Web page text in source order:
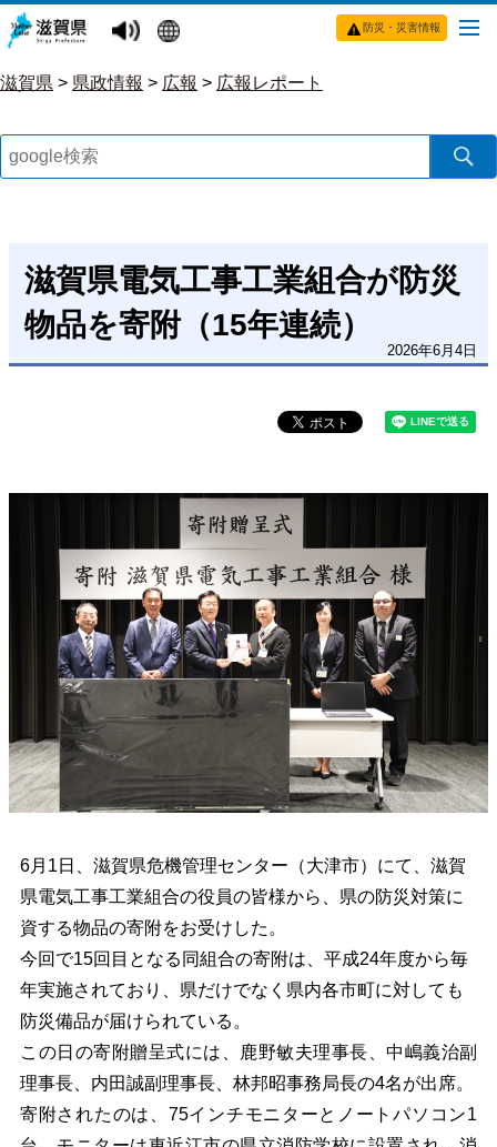
防災・災害情報
滋賀県 > 県政情報 > 広報 > 広報レポート
滋賀県電気工事工業組合が防災
物品を寄附（15年連続）
2026年6月4日
6月1日、滋賀県危機管理センター（大津市）にて、滋賀
県電気工事工業組合の役員の皆様から、県の防災対策に
資する物品の寄附をお受けした。
今回で15回目となる同組合の寄附は、平成24年度から毎
年実施されており、県だけでなく県内各市町に対しても
防災備品が届けられている。
この日の寄附贈呈式には、鹿野敏夫理事長、中嶋義治副
理事長、内田誠副理事長、林邦昭事務局長の4名が出席。
寄附されたのは、75インチモニターとノートパソコン1